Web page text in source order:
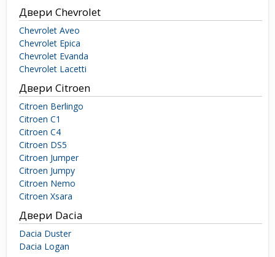
Двери Chevrolet
Chevrolet Aveo
Chevrolet Epica
Chevrolet Evanda
Chevrolet Lacetti
Двери Citroen
Citroen Berlingo
Citroen C1
Citroen C4
Citroen DS5
Citroen Jumper
Citroen Jumpy
Citroen Nemo
Citroen Xsara
Двери Dacia
Dacia Duster
Dacia Logan